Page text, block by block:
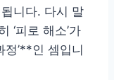
니다. 다시 말
‘피로 해소’가
정’**인 셈입니